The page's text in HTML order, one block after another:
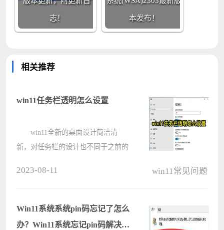
志！ 本发布！
相关推荐
win11任务栏透明怎么设置
win11全新的桌面设计简洁清
新，对任务栏的设计也不同于之前的
小伙伴快和小编看看具体怎么设置
吧。win11????
2023-08-11 win11常见问题
Win11系统系统pin码忘记了怎么
办？Win11系统忘记pin码解决方